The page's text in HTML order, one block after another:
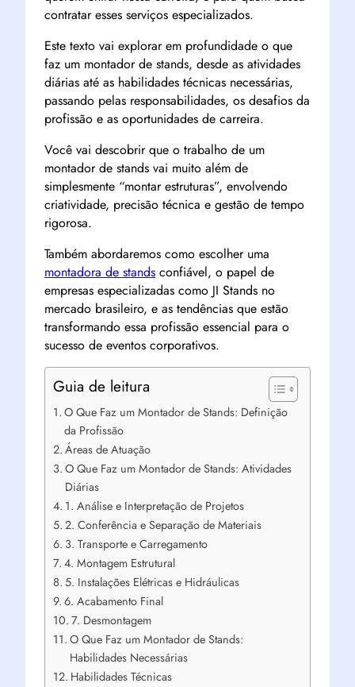
contratar esses serviços especializados.
Este texto vai explorar em profundidade o que
faz um montador de stands, desde as atividades
diárias até as habilidades técnicas necessárias,
passando pelas responsabilidades, os desafios da
profissão e as oportunidades de carreira.
Você vai descobrir que o trabalho de um
montador de stands vai muito além de
simplesmente “montar estruturas”, envolvendo
criatividade, precisão técnica e gestão de tempo
rigorosa.
Também abordaremos como escolher uma
montadora de stands confiável, o papel de
empresas especializadas como JI Stands no
mercado brasileiro, e as tendências que estão
transformando essa profissão essencial para o
sucesso de eventos corporativos.
Guia de leitura
O Que Faz um Montador de Stands: Definição
da Profissão
Áreas de Atuação
O Que Faz um Montador de Stands: Atividades
Diárias
1. Análise e Interpretação de Projetos
2. Conferência e Separação de Materiais
3. Transporte e Carregamento
4. Montagem Estrutural
5. Instalações Elétricas e Hidráulicas
6. Acabamento Final
7. Desmontagem
O Que Faz um Montador de Stands:
Habilidades Necessárias
Habilidades Técnicas